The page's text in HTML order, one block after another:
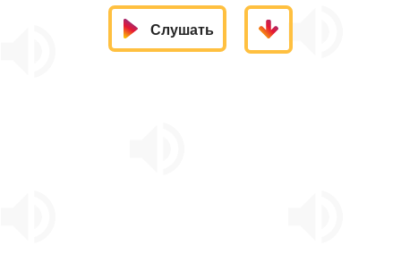
Слушать